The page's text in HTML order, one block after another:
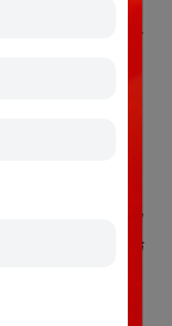
like Trello or
progress. I
regularly to
việc như Trello
kế hoạch và
trao đổi với
tiên nếu cần.